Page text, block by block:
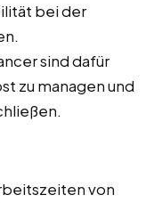
bei der
sind dafür
zu managen und
von